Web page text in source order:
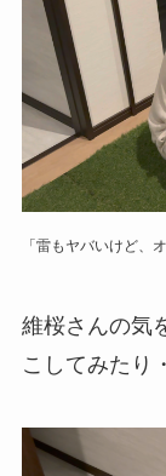
「雷もヤバいけど、
維桜さんの気
こしてみたり